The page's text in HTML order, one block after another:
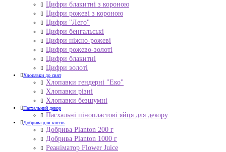
Цифри блакитні з короною
Цифри рожеві з короною
Цифри "Лего"
Цифри бенгальські
Цифри ніжно-рожеві
Цифри рожево-золоті
Цифри блакитні
Цифри золоті
Хлопавки до свят
Хлопавки гендерні "Еко"
Хлопавки різні
Хлопавки безшумні
Пасхальний декор
Пасхальні пінопластові яйця для декору
Добрива для квітів
Добрива Planton 200 г
Добрива Planton 1000 г
Реаніматор Flower Juice